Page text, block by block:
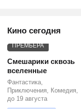
Кино сегодня
ПРЕМЬЕРА
Смешарики сквозь
вселенные
Фантастика,
Приключения, Комедия,
до 19 августа